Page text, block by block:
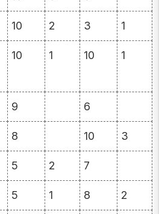
10 2 3 1
10 1 10 1
9 6
8 10 3
5 2 7
5 1 8 2